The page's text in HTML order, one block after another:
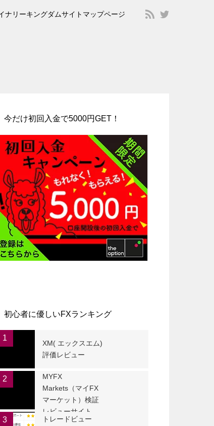
ナリーキングダムサイトマップページ
今だけ初回入金で5000円GET！
初心者に優しいFXランキング
1
XM( エックスエム)
評価レビュー
2
MYFX
Markets（マイFX
マーケット）検証
レビューサイト
3
トレードビュー